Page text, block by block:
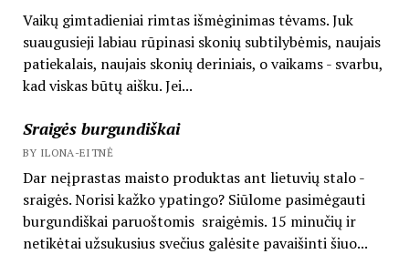
Vaikų gimtadieniai rimtas išmėginimas tėvams. Juk
suaugusieji labiau rūpinasi skonių subtilybėmis, naujais
patiekalais, naujais skonių deriniais, o vaikams - svarbu,
kad viskas būtų aišku. Jei...
Sraigės burgundiškai
BY ILONA-EITNĖ
Dar neįprastas maisto produktas ant lietuvių stalo -
sraigės. Norisi kažko ypatingo? Siūlome pasimėgauti
burgundiškai paruoštomis sraigėmis. 15 minučių ir
netikėtai užsukusius svečius galėsite pavaišinti šiuo...